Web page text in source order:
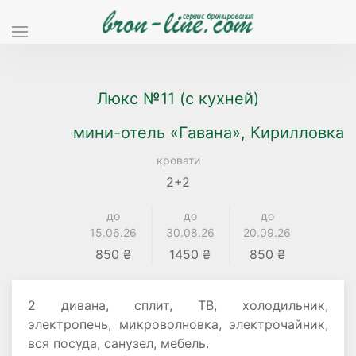
Люкс №11 (с кухней)
мини-отель «Гавана», Кирилловка
кровати
2+2
до
15.06.26
850 ₴
до
30.08.26
1450 ₴
до
20.09.26
850 ₴
2 дивана, сплит, ТВ, холодильник,
электропечь, микроволновка, электрочайник,
вся посуда, санузел, мебель.